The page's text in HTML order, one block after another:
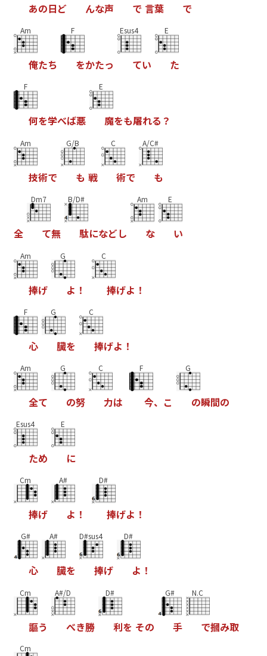
あの日ど んな声 で 言葉 で
Am
俺たち
F
をかたっ
Esus4
てい
E
た
F
何を学べば悪
E
魔をも屠れる ？
Am
技術で
G/B
も 戦
C
術で
A/C#
も
全
Dm7
て無
B/D#
駄になどし
Am
な
E
い
Am
捧げ
G
よ ！
C
捧げよ ！
F
心
G
臓を
C
捧げよ ！
Am
全て
G
の努
C
力は
F
今、 こ
G
の瞬間の
Esus4
ため
E
に
Cm
捧げ
A#
よ ！
D#
捧げよ ！
G#
心
A#
臓を
D#sus4
捧げ
D#
よ ！
Cm
謳う
A#/D
べき勝
D#
利を その
G#
手
N.C
で摑み取
Cm